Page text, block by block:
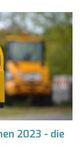
2023 - die